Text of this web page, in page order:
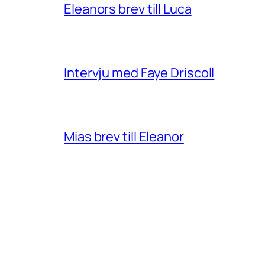
Eleanors brev till Luca
Intervju med Faye Driscoll
Mias brev till Eleanor